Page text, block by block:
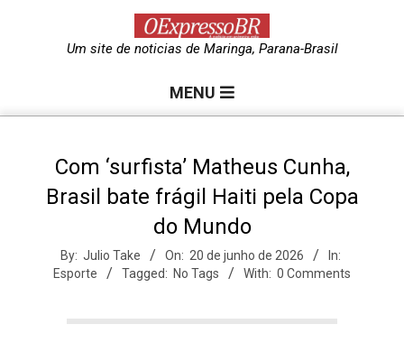
e
Um site de noticias de Maringa, Parana-Brasil
MENU
Com ‘surfista’ Matheus Cunha,
Brasil bate frágil Haiti pela Copa
do Mundo
By: Julio Take On: 20 de junho de 2026
In:
Esporte
Tagged: No Tags With: 0 Comments